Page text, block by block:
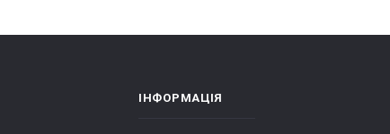
ІНФОРМАЦІЯ